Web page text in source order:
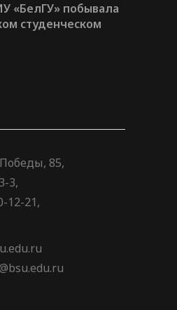
«БелГУ» побывала
студенческом
Победы, 85,
3,
12-21,